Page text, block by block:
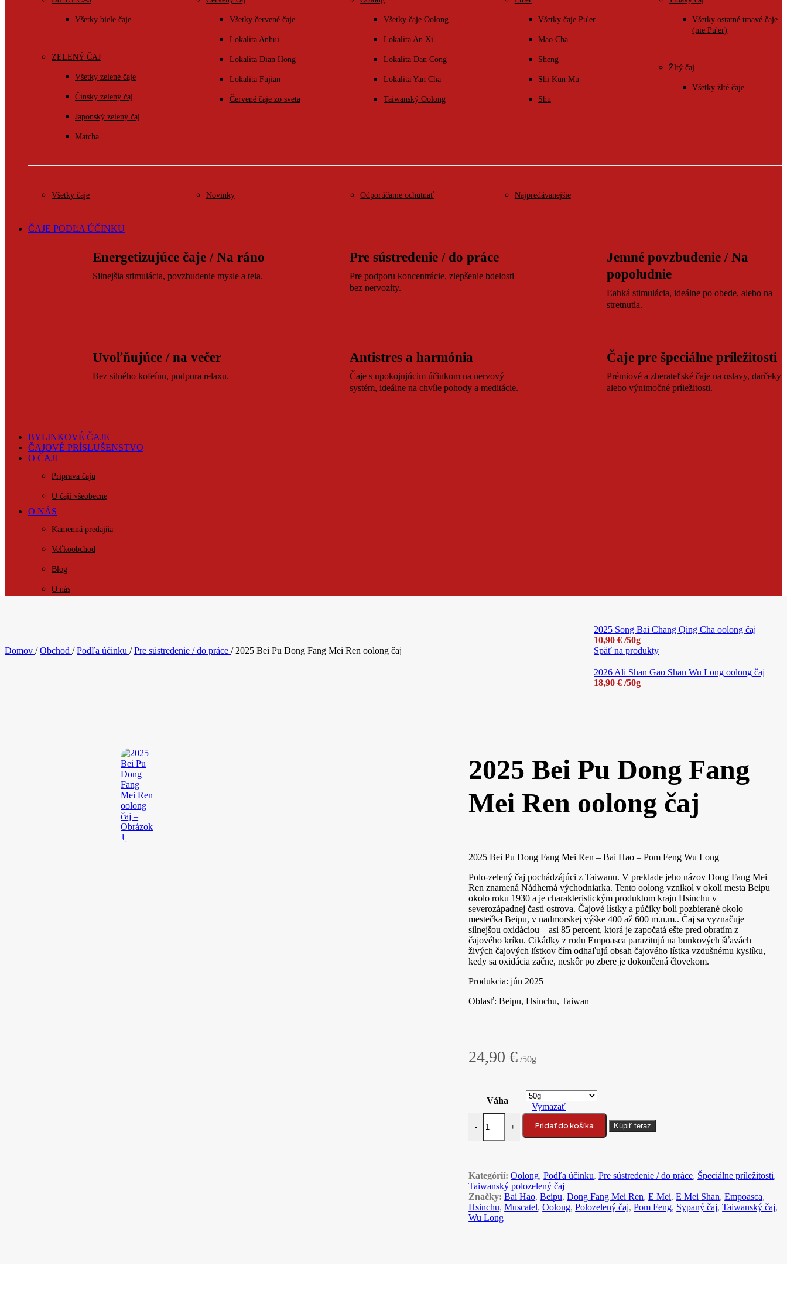
Všetky biele čaje
ZELENÝ ČAJ
Všetky zelené čaje
Čínsky zelený čaj
Japonský zelený čaj
Matcha
Všetky červené čaje
Lokalita Anhui
Lokalita Dian Hong
Lokalita Fujian
Červené čaje zo sveta
Všetky čaje Oolong
Lokalita An Xi
Lokalita Dan Cong
Lokalita Yan Cha
Taiwanský Oolong
Všetky čaje Pu'er
Mao Cha
Sheng
Shi Kun Mu
Shu
Všetky ostatné tmavé čaje
(nie Pu'er)
Žltý čaj
Všetky žlté čaje
Všetky čaje Novinky Odporúčame ochutnať Najpredávanejšie
ČAJE PODĽA ÚČINKU
Energetizujúce čaje / Na ráno
Silnejšia stimulácia, povzbudenie mysle a tela.
Pre sústredenie / do práce
Pre podporu koncentrácie, zlepšenie bdelosti
bez nervozity.
Jemné povzbudenie / Na
popoludnie
Ľahká stimulácia, ideálne po obede, alebo na
stretnutia.
Uvoľňujúce / na večer
Bez silného kofeínu, podpora relaxu.
Antistres a harmónia
Čaje s upokojujúcim účinkom na nervový
systém, ideálne na chvíle pohody a meditácie.
Čaje pre špeciálne príležitosti
Prémiové a zberateľské čaje na oslavy, darčeky
alebo výnimočné príležitosti.
BYLINKOVÉ ČAJE
ČAJOVÉ PRÍSLUŠENSTVO
O ČAJI
Príprava čaju
O čaji všeobecne
O NÁS
Kamenná predajňa
Veľkoobchod
Blog
O nás
Domov / Obchod / Podľa účinku / Pre sústredenie / do práce / 2025 Bei Pu Dong Fang Mei Ren oolong čaj
2025 Song Bai Chang Qing Cha oolong čaj
10,90 € /50g
Späť na produkty
2026 Ali Shan Gao Shan Wu Long oolong čaj
18,90 € /50g
2025 Bei Pu Dong Fang
Mei Ren oolong čaj
2025 Bei Pu Dong Fang Mei Ren – Bai Hao – Pom Feng Wu Long
Polo-zelený čaj pochádzájúci z Taiwanu. V preklade jeho názov Dong Fang Mei
Ren znamená Nádherná východniarka. Tento oolong vznikol v okolí mesta Beipu
okolo roku 1930 a je charakteristickým produktom kraju Hsinchu v
severozápadnej časti ostrova. Čajové lístky a púčiky boli pozbierané okolo
mestečka Beipu, v nadmorskej výške 400 až 600 m.n.m.. Čaj sa vyznačuje
silnejšou oxidáciou – asi 85 percent, ktorá je započatá ešte pred obratím z
čajového kríku. Cikádky z rodu Empoasca parazitujú na bunkových šťavách
živých čajových lístkov čím odhaľujú obsah čajového lístka vzdušnému kyslíku,
kedy sa oxidácia začne, neskôr po zbere je dokončená človekom.
Produkcia: jún 2025
Oblasť: Beipu, Hsinchu, Taiwan
24,90€ /50g
Váha
Vymazať
-
množstvo 2025 Bei Pu Dong Fang Mei Ren oolong čaj
+ Pridať do košíka Kúpiť teraz
Kategórií: Oolong, Podľa účinku, Pre sústredenie / do práce, Špeciálne príležitosti,
Taiwanský polozelený čaj
Značky: Bai Hao, Beipu, Dong Fang Mei Ren, E Mei, E Mei Shan, Empoasca,
Hsinchu, Muscatel, Oolong, Polozelený čaj, Pom Feng, Sypaný čaj, Taiwanský čaj,
Wu Long